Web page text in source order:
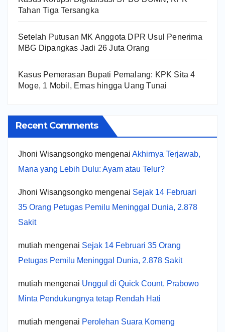
Tahan Tiga Tersangka
Setelah Putusan MK Anggota DPR Usul Penerima
MBG Dipangkas Jadi 26 Juta Orang
Kasus Pemerasan Bupati Pemalang: KPK Sita 4
Moge, 1 Mobil, Emas hingga Uang Tunai
Recent Comments
Jhoni Wisangsongko mengenai Akhirnya Terjawab,
Mana yang Lebih Dulu: Ayam atau Telur?
Jhoni Wisangsongko mengenai Sejak 14 Februari
35 Orang Petugas Pemilu Meninggal Dunia, 2.878
Sakit
mutiah mengenai Sejak 14 Februari 35 Orang
Petugas Pemilu Meninggal Dunia, 2.878 Sakit
mutiah mengenai Unggul di Quick Count, Prabowo
Minta Pendukungnya tetap Rendah Hati
mutiah mengenai Perolehan Suara Komeng